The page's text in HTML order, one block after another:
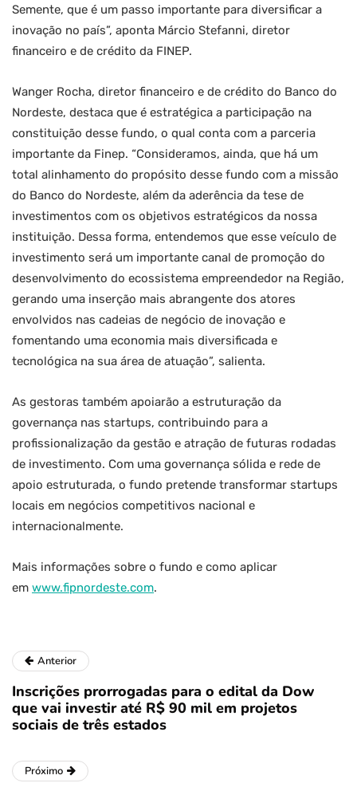
Semente, que é um passo importante para diversificar a
inovação no país”, aponta Márcio Stefanni, diretor
financeiro e de crédito da FINEP.
Wanger Rocha, diretor financeiro e de crédito do Banco do
Nordeste, destaca que é estratégica a participação na
constituição desse fundo, o qual conta com a parceria
importante da Finep. “Consideramos, ainda, que há um
total alinhamento do propósito desse fundo com a missão
do Banco do Nordeste, além da aderência da tese de
investimentos com os objetivos estratégicos da nossa
instituição. Dessa forma, entendemos que esse veículo de
investimento será um importante canal de promoção do
desenvolvimento do ecossistema empreendedor na Região,
gerando uma inserção mais abrangente dos atores
envolvidos nas cadeias de negócio de inovação e
fomentando uma economia mais diversificada e
tecnológica na sua área de atuação”, salienta.
As gestoras também apoiarão a estruturação da
governança nas startups, contribuindo para a
profissionalização da gestão e atração de futuras rodadas
de investimento. Com uma governança sólida e rede de
apoio estruturada, o fundo pretende transformar startups
locais em negócios competitivos nacional e
internacionalmente.
Mais informações sobre o fundo e como aplicar
em www.fipnordeste.com.
Anterior
Inscrições prorrogadas para o edital da Dow
que vai investir até R$ 90 mil em projetos
sociais de três estados
Próximo